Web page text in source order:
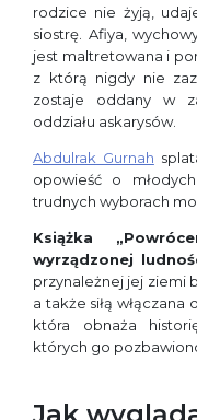
rodzice nie żyją,
siostrę. Afiya,
jest maltretowana i
z którą nigdy nie
zostaje oddany w
oddziału askarysów.
Abdulrak Gurnah
opowieść o
trudnych wyborach
Książka
wyrządzonej
przynależnej jej ziemi
a także siłą włączana
która obnaża
których go